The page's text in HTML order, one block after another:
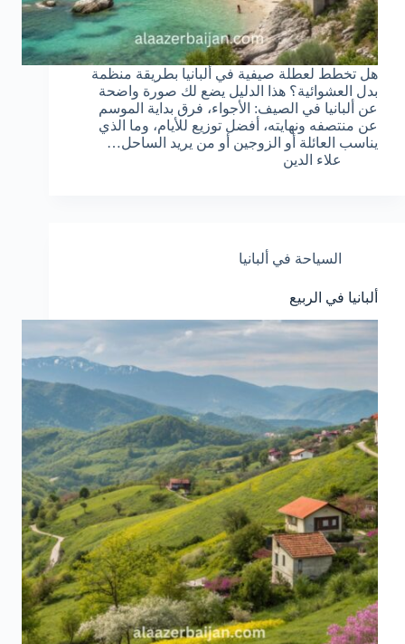
هل تخطط لعطلة صيفية في ألبانيا بطريقة منظمة
بدل العشوائية؟ هذا الدليل يضع لك صورة واضحة
عن ألبانيا في الصيف: الأجواء، فرق بداية الموسم
عن منتصفه ونهايته، أفضل توزيع للأيام، وما الذي
يناسب العائلة أو الزوجين أو من يريد الساحل…
علاء الدين
السياحة في ألبانيا
ألبانيا في الربيع